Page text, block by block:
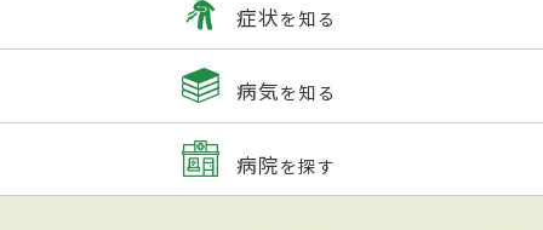
症状を知る
病気を知る
病院を探す